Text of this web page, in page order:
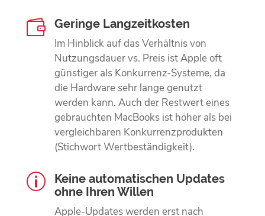
 Geringe Langzeitkosten
Im Hinblick auf das Verhältnis von
Nutzungsdauer vs. Preis ist Apple oft
günstiger als Konkurrenz-Systeme, da
die Hardware sehr lange genutzt
werden kann. Auch der Restwert eines
gebrauchten MacBooks ist höher als bei
vergleich­baren Konkurrenz­produkten
(Stichwort Wert­beständigkeit).
p
Keine automatischen Updates
ohne Ihren Willen
Apple-Updates werden erst nach